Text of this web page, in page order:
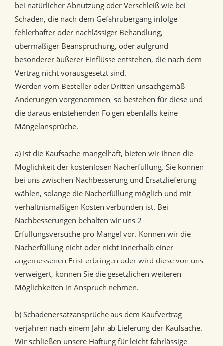
bei natürlicher Abnutzung oder Verschleiß wie bei
Schäden, die nach dem Gefahrübergang infolge
fehlerhafter oder nachlässiger Behandlung,
übermäßiger Beanspruchung, oder aufgrund
besonderer äußerer Einflüsse entstehen, die nach dem
Vertrag nicht vorausgesetzt sind.
Werden vom Besteller oder Dritten unsachgemäß
Änderungen vorgenommen, so bestehen für diese und
die daraus entstehenden Folgen ebenfalls keine
Mängelansprüche.
a) Ist die Kaufsache mangelhaft, bieten wir Ihnen die
Möglichkeit der kostenlosen Nacherfüllung. Sie können
bei uns zwischen Nachbesserung und Ersatzlieferung
wählen, solange die Nacherfüllung möglich und mit
verhältnismäßigen Kosten verbunden ist. Bei
Nachbesserungen behalten wir uns 2
Erfüllungsversuche pro Mangel vor. Können wir die
Nacherfüllung nicht oder nicht innerhalb einer
angemessenen Frist erbringen oder wird diese von uns
verweigert, können Sie die gesetzlichen weiteren
Möglichkeiten in Anspruch nehmen.
b) Schadenersatzansprüche aus dem Kaufvertrag
verjähren nach einem Jahr ab Lieferung der Kaufsache.
Wir schließen unsere Haftung für leicht fahrlässige